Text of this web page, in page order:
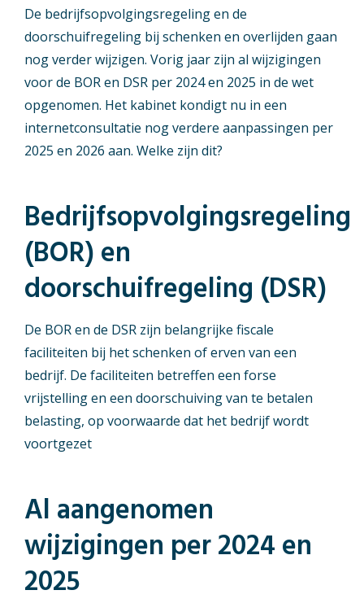
De bedrijfsopvolgingsregeling en de
doorschuifregeling bij schenken en overlijden gaan
nog verder wijzigen. Vorig jaar zijn al wijzigingen
voor de BOR en DSR per 2024 en 2025 in de wet
opgenomen. Het kabinet kondigt nu in een
internetconsultatie nog verdere aanpassingen per
2025 en 2026 aan. Welke zijn dit?
Bedrijfsopvolgingsregeling
(BOR) en
doorschuifregeling (DSR)
De BOR en de DSR zijn belangrijke fiscale
faciliteiten bij het schenken of erven van een
bedrijf. De faciliteiten betreffen een forse
vrijstelling en een doorschuiving van te betalen
belasting, op voorwaarde dat het bedrijf wordt
voortgezet
Al aangenomen
wijzigingen per 2024 en
2025